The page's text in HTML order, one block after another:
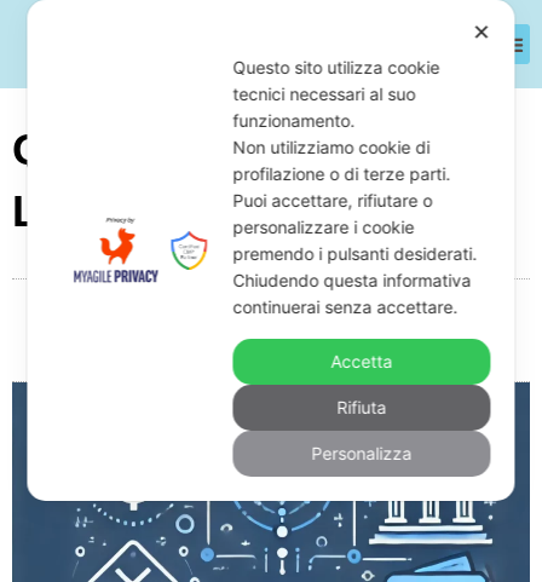
Quanto Può Pignorare
La Banca?
Giuseppe Monardo Marzo 14, 2025
08:05
Nessun commento
✕
Questo sito utilizza cookie
tecnici necessari al suo
funzionamento.
Non utilizziamo cookie di
profilazione o di terze parti.
Puoi accettare, rifiutare o
personalizzare i cookie
premendo i pulsanti desiderati.
Chiudendo questa informativa
continuerai senza accettare.
Accetta
Rifiuta
Personalizza